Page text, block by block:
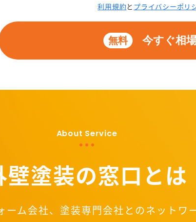
利用規約と プライバシーポリ
無料 今すぐ相
About Service
壁塗装の窓口とは
ーム会社、塗装専門会社とのネットワ